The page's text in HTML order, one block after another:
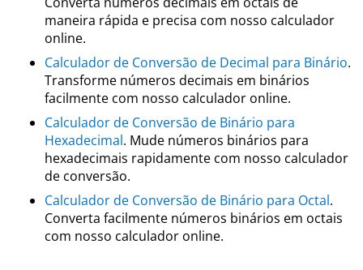
maneira rápida e precisa com nosso calculador
online.
Calculador de Conversão de Decimal para Binário.
Transforme números decimais em binários
facilmente com nosso calculador online.
Calculador de Conversão de Binário para
Hexadecimal. Mude números binários para
hexadecimais rapidamente com nosso calculador
de conversão.
Calculador de Conversão de Binário para Octal.
Converta facilmente números binários em octais
com nosso calculador online.